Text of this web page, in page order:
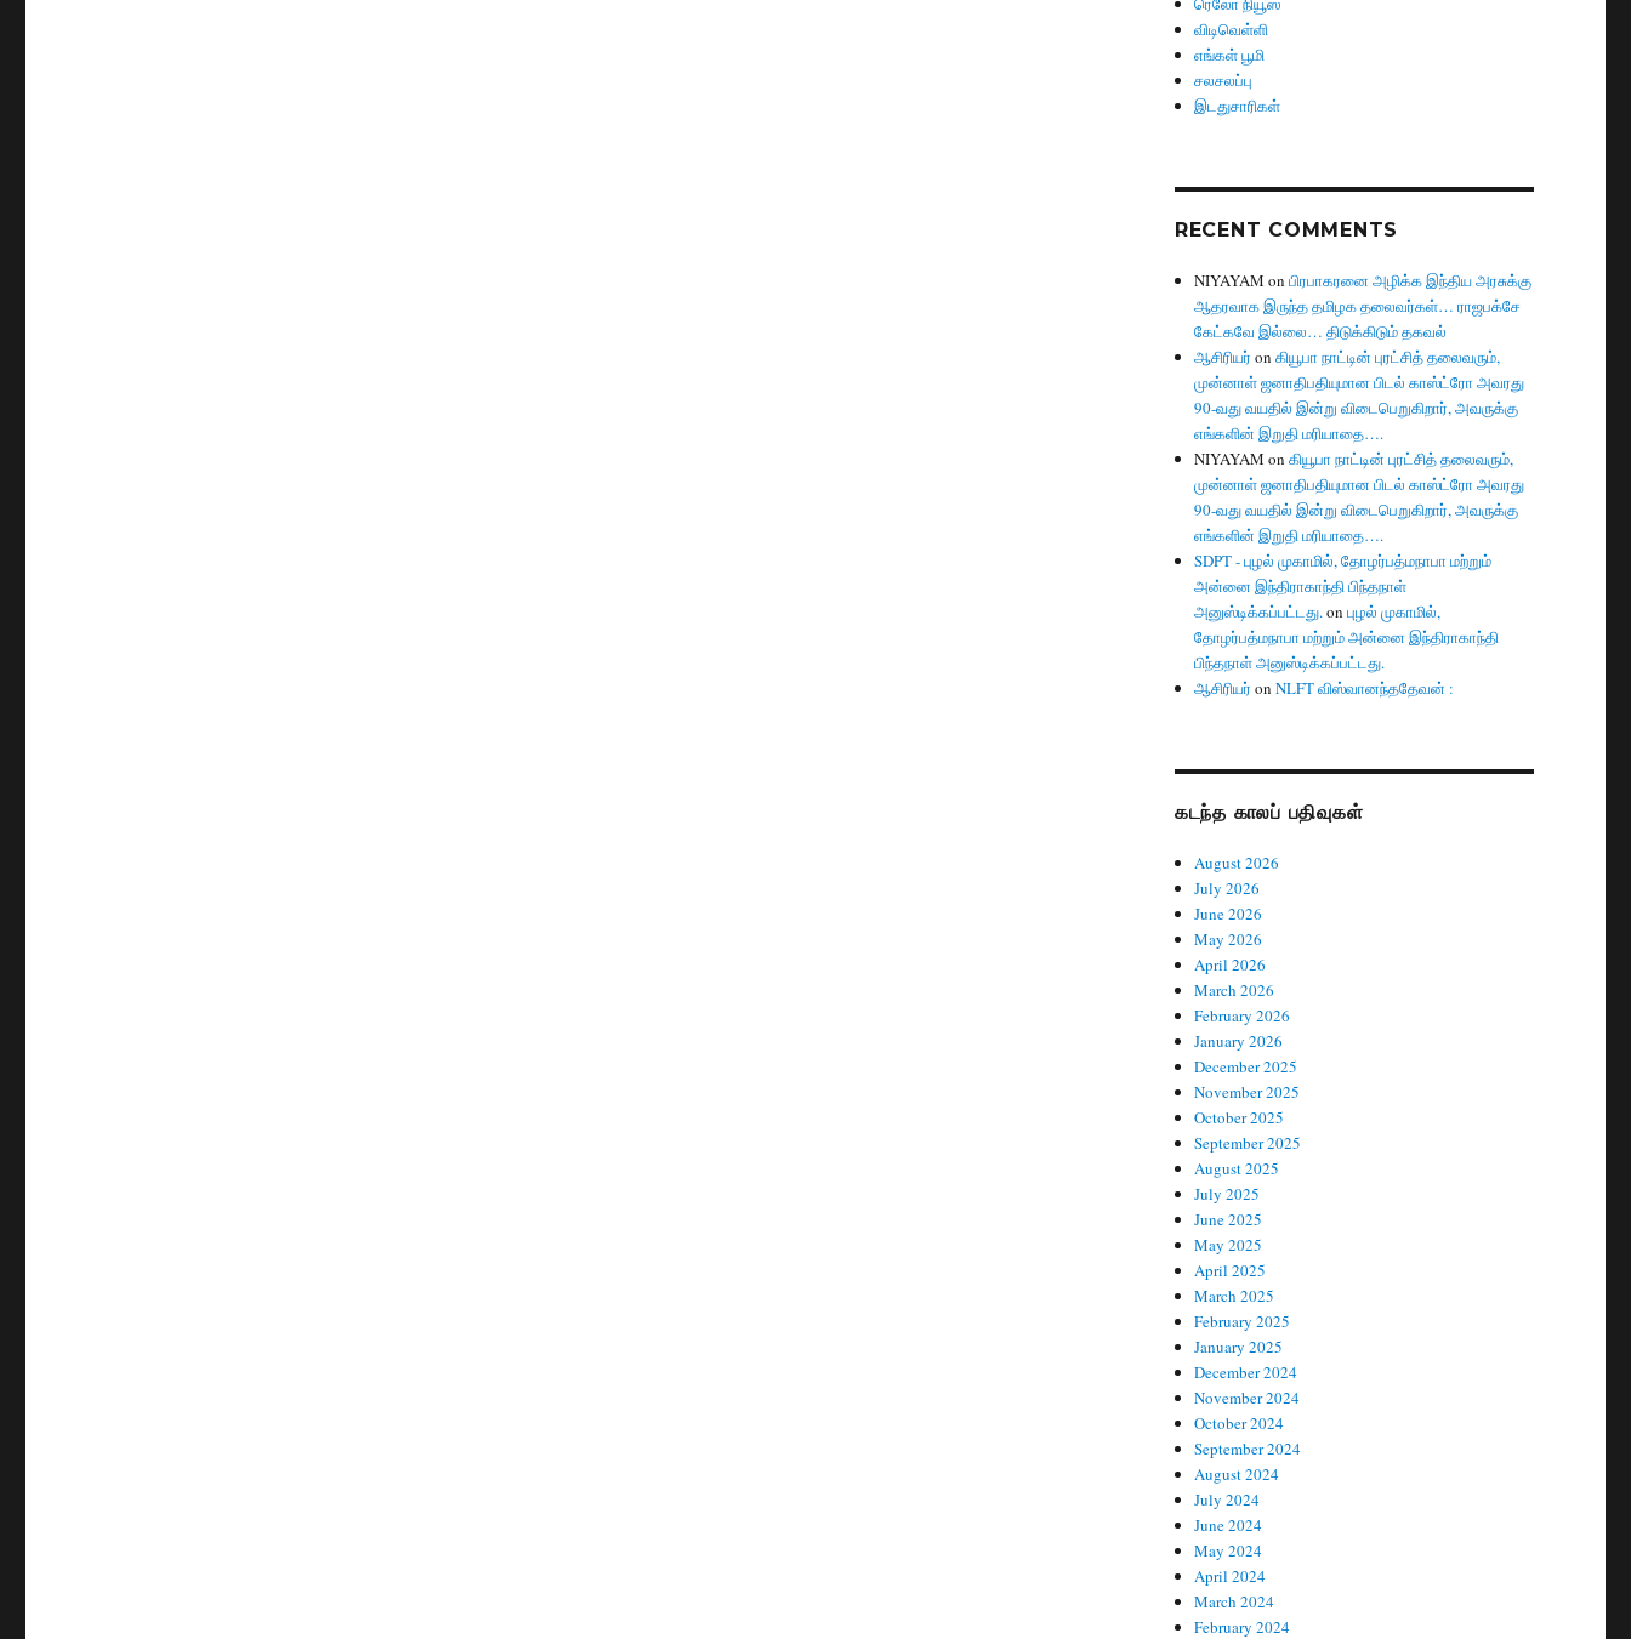
விடிவெள்ளி
எங்கள் பூமி
சலசலப்பு
இடதுசாரிகள்
RECENT COMMENTS
NIYAYAM onபிரபாகரனை அழிக்க இந்திய அரசுக்கு
ஆதரவாக இருந்த தமிழக தலைவர்கள்… ராஜபக்சே
கேட்கவே இல்லை… திடுக்கிடும் தகவல்
ஆசிரியர் onகியூபா நாட்டின் புரட்சித் தலைவரும்,
முன்னாள் ஜனாதிபதியுமான பிடல் காஸ்ட்ரோ அவரது
90-வது வயதில் இன்று விடைபெறுகிறார், அவருக்கு
எங்களின் இறுதி மரியாதை….
NIYAYAM onகியூபா நாட்டின் புரட்சித் தலைவரும்,
முன்னாள் ஜனாதிபதியுமான பிடல் காஸ்ட்ரோ அவரது
90-வது வயதில் இன்று விடைபெறுகிறார், அவருக்கு
எங்களின் இறுதி மரியாதை….
SDPT - புழல் முகாமில், தோழர்பத்மநாபா மற்றும்
அன்னை இந்திராகாந்தி பிந்தநாள்
அனுஸ்டிக்கப்பட்டது.onபுழல் முகாமில்,
தோழர்பத்மநாபா மற்றும் அன்னை இந்திராகாந்தி
பிந்தநாள் அனுஸ்டிக்கப்பட்டது.
ஆசிரியர் onNLFT விஸ்வானந்ததேவன் :
கடந்த காலப் பதிவுகள்
August 2026
July 2026
June 2026
May 2026
April 2026
March 2026
February 2026
January 2026
December 2025
November 2025
October 2025
September 2025
August 2025
July 2025
June 2025
May 2025
April 2025
March 2025
February 2025
January 2025
December 2024
November 2024
October 2024
September 2024
August 2024
July 2024
June 2024
May 2024
April 2024
March 2024
February 2024